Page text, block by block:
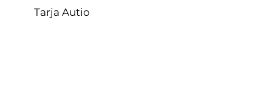
Tarja Autio